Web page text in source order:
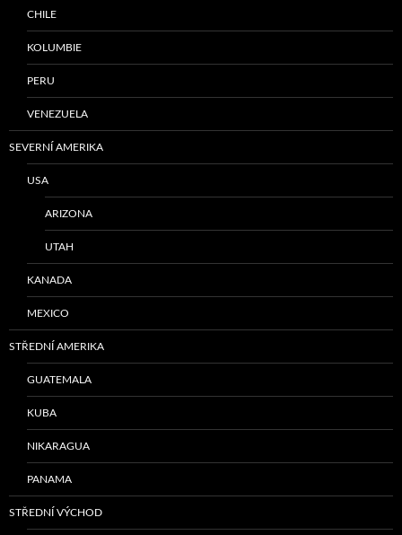
CHILE
KOLUMBIE
PERU
VENEZUELA
SEVERNÍ AMERIKA
USA
ARIZONA
UTAH
KANADA
MEXICO
STŘEDNÍ AMERIKA
GUATEMALA
KUBA
NIKARAGUA
PANAMA
STŘEDNÍ VÝCHOD